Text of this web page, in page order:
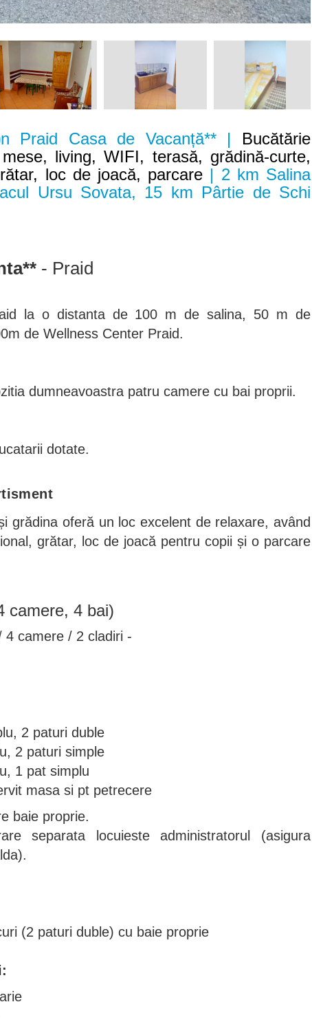
Praid Casa de Vacanță** | Bucătărie
living, WIFI, terasă, grădină-curte,
loc de joacă, parcare | 2 km Salina
Ursu Sovata, 15 km Pârtie de Schi
- Praid
la o distanta de 100 m de salina, 50 m de
de Wellness Center Praid.
dumneavoastra patru camere cu bai proprii.
dotate.
grădina oferă un loc excelent de relaxare, având
grătar, loc de joacă pentru copii și o parcare
camere, 4 bai)
4 camere / 2 cladiri -
2 paturi duble
2 paturi simple
1 pat simplu
masa si pt petrecere
baie proprie.
separata locuieste administratorul (asigura
(2 paturi duble) cu baie proprie